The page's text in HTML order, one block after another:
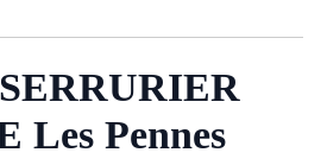
Les Pennes